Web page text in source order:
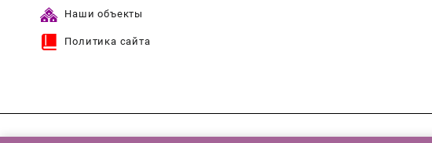
Наши объекты
Политика сайта